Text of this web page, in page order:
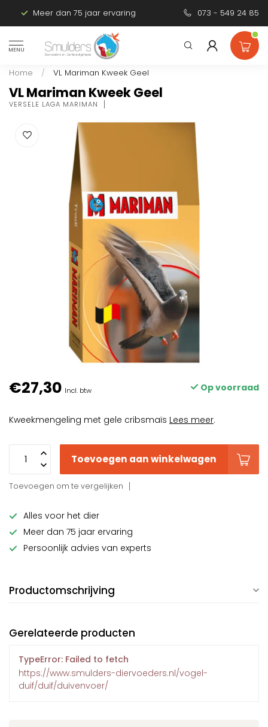
Meer dan 75 jaar ervaring Persoonlijk
073 - 549 24 85
MENU
Home / VL Mariman Kweek Geel
VL Mariman Kweek Geel
VERSELE LAGA MARIMAN
€27,30 Incl. btw Op voorraad
Kweekmengeling met gele cribsmaïs Lees meer.
Toevoegen aan winkelwagen
Toevoegen om te vergelijken
Alles voor het dier
Meer dan 75 jaar ervaring
Persoonlijk advies van experts
Productomschrijving
Gerelateerde producten
TypeError: Failed to fetch
https://www.smulders-diervoeders.nl/vogel-
duif/duif/duivenvoer/